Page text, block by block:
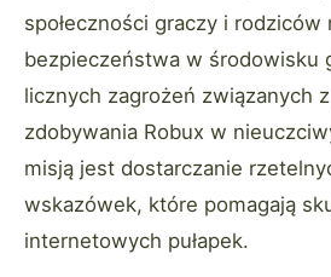
społeczności graczy i rodziców
bezpieczeństwa w środowisku
licznych zagrożeń związanych
zdobywania Robux w
misją jest dostarczanie
wskazówek, które pomagają
internetowych pułapek.